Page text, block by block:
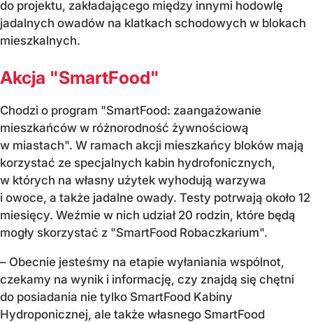
do projektu, zakładającego między innymi hodowlę
jadalnych owadów na klatkach schodowych w blokach
mieszkalnych.
Akcja "SmartFood"
Chodzi o program "SmartFood: zaangażowanie
mieszkańców w różnorodność żywnościową
w miastach". W ramach akcji mieszkańcy bloków mają
korzystać ze specjalnych kabin hydrofonicznych,
w których na własny użytek wyhodują warzywa
i owoce, a także jadalne owady. Testy potrwają około 12
miesięcy. Weźmie w nich udział 20 rodzin, które będą
mogły skorzystać z "SmartFood Robaczkarium".
– Obecnie jesteśmy na etapie wyłaniania wspólnot,
czekamy na wynik i informację, czy znajdą się chętni
do posiadania nie tylko SmartFood Kabiny
Hydroponicznej, ale także własnego SmartFood